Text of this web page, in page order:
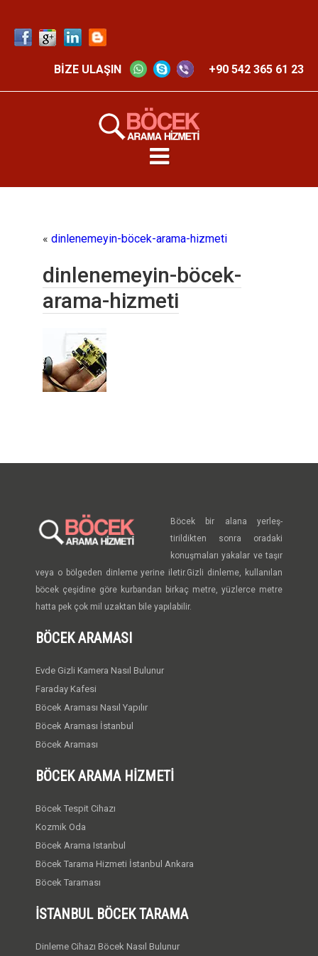
BİZE ULAŞIN +90 542 365 61 23
« dinlenemeyin-böcek-arama-hizmeti
dinlenemeyin-böcek-
arama-hizmeti
Böcek bir alana yerleş-
tirildikten sonra oradaki
konuşmaları yakalar ve taşır
veya o bölgeden dinleme yerine iletir.Gizli dinleme, kullanılan
böcek çeşidine göre kurbandan birkaç metre, yüzlerce metre
hatta pek çok mil uzaktan bile yapılabilir.
BÖCEK ARAMASI
Evde Gizli Kamera Nasıl Bulunur
Faraday Kafesi
Böcek Araması Nasıl Yapılır
Böcek Araması İstanbul
Böcek Araması
BÖCEK ARAMA HIZMETI
Böcek Tespit Cihazı
Kozmik Oda
Böcek Arama Istanbul
Böcek Tarama Hizmeti İstanbul Ankara
Böcek Taraması
İSTANBUL BÖCEK TARAMA
Dinleme Cihazı Böcek Nasıl Bulunur